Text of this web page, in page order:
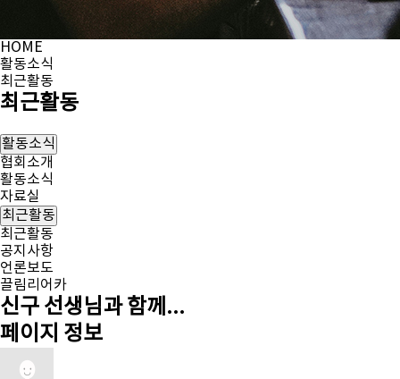
HOME
활동소식
최근활동
최근활동
활동소식
협회소개
활동소식
자료실
최근활동
최근활동
공지사항
언론보도
끌림리어카
신구 선생님과 함께...
페이지 정보